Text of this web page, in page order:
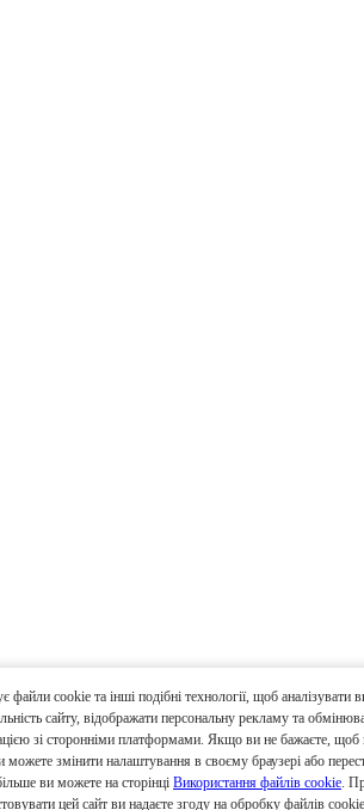
файли cookie та інші подібні технології, щоб аналізувати
сайту, відображати персональну рекламу та
зі сторонніми платформами. Якщо ви не бажаєте, щоб
змінити налаштування в своєму браузері або
ви можете на сторінці Використання файлів cookie.
цей сайт ви надаєте згоду на обробку файлів